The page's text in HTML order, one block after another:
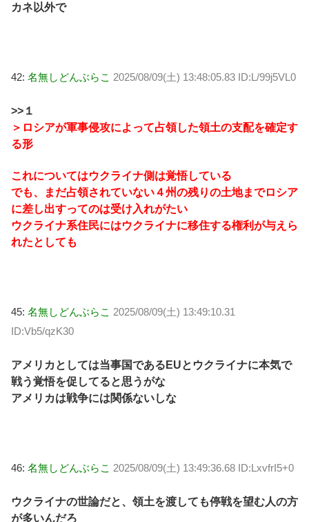
カネ以外で
42: 名無しどんぶらこ 2025/08/09(土) 13:48:05.83 ID:L/99j5VL0
>>１
＞ロシアが軍事侵攻によって占領した領土の支配を確定す
る形
これについてはウクライナ側は覚悟している
でも、まだ占領されていない４州の残りの土地までロシア
に差し出すってのは受け入れがたい
ウクライナ系住民にはウクライナに移住する権利が与えら
れたとしても
45: 名無しどんぶらこ 2025/08/09(土) 13:49:10.31
ID:Vb5/qzK30
アメリカとしては当事国であるEUとウクライナに本気で
戦う覚悟を促してると思うがな
アメリカは戦争には関係ないしな
46: 名無しどんぶらこ 2025/08/09(土) 13:49:36.68 ID:LxvfrI5+0
ウクライナの世論だと、領土を渡しても停戦を望む人の方
が多いんだろ